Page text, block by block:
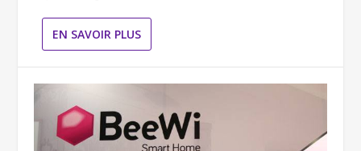
EN SAVOIR PLUS